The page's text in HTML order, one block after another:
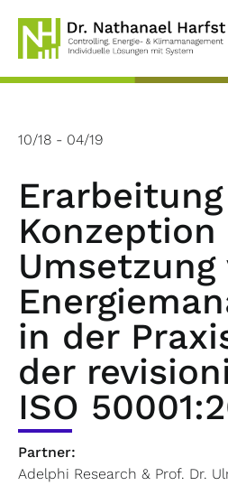
content
10/18 - 04/19
Konzeption
Umsetzung
in der
der
ISO
Partner:
Adelphi Research & Prof. Dr.